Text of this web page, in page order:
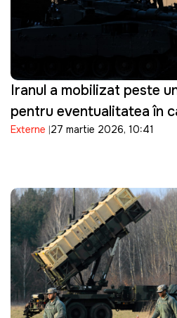
Iranul a mobilizat peste
pentru eventualitatea în
invazie terestră
Externe 27 martie 2026, 10:41